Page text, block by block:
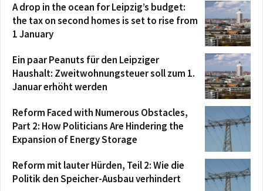
A drop in the ocean for Leipzig’s budget:
the tax on second homes is set to rise from
1 January
Ein paar Peanuts für den Leipziger
Haushalt: Zweitwohnungsteuer soll zum 1.
Januar erhöht werden
Reform Faced with Numerous Obstacles,
Part 2: How Politicians Are Hindering the
Expansion of Energy Storage
Reform mit lauter Hürden, Teil 2: Wie die
Politik den Speicher-Ausbau verhindert